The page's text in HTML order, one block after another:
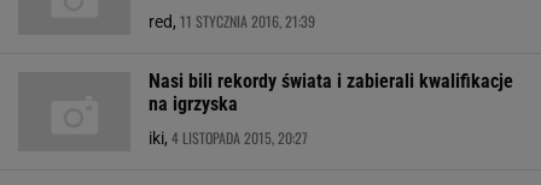
red, 11 STYCZNIA 2016, 21:39
Nasi bili rekordy świata i zabierali kwalifikacje
na igrzyska
iki, 4 LISTOPADA 2015, 20:27